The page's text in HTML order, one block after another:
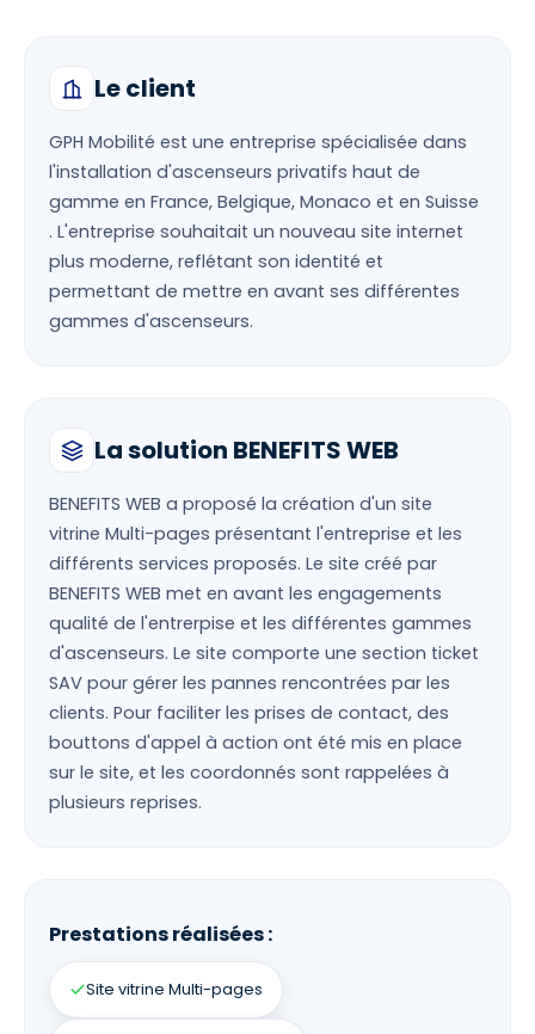
Le client
GPH Mobilité est une entreprise spécialisée dans
l'installation d'ascenseurs privatifs haut de
gamme en France, Belgique, Monaco et en Suisse
. L'entreprise souhaitait un nouveau site internet
plus moderne, reflétant son identité et
permettant de mettre en avant ses différentes
gammes d'ascenseurs.
La solution BENEFITS WEB
BENEFITS WEB a proposé la création d'un site
vitrine Multi-pages présentant l'entreprise et les
différents services proposés. Le site créé par
BENEFITS WEB met en avant les engagements
qualité de l'entrerpise et les différentes gammes
d'ascenseurs. Le site comporte une section ticket
SAV pour gérer les pannes rencontrées par les
clients. Pour faciliter les prises de contact, des
bouttons d'appel à action ont été mis en place
sur le site, et les coordonnés sont rappelées à
plusieurs reprises.
Prestations réalisées :
Site vitrine Multi-pages